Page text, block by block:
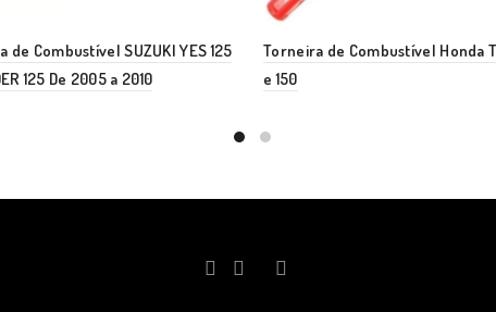
de Combustível SUZUKI YES 125
125 De 2005 a 2010
Torneira de Combustível Honda
e 150